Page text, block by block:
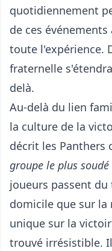
quotidiennement
de ces
toute l'expérience.
fraternelle
delà.
Au-delà du lien
la culture de la
décrit les Panthers
groupe le plus
joueurs passent
domicile que sur
unique sur la
trouvé irrésistible.